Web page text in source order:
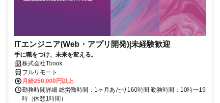
ITエンジニア(Web・アプリ開発)|未経験歓迎
手に職をつけ、未来を変える。
株式会社Tbook
フルリモート
月給250,000円以上
勤務時間詳細 総労働時間：1ヶ月あたり160時間 勤務時間：10時〜19
時（休憩1時間）